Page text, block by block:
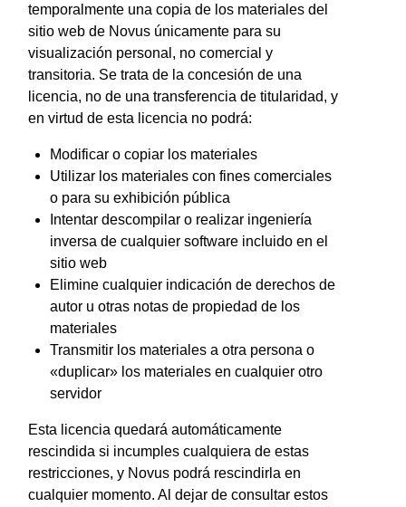
temporalmente una copia de los materiales del
sitio web de Novus únicamente para su
visualización personal, no comercial y
transitoria. Se trata de la concesión de una
licencia, no de una transferencia de titularidad, y
en virtud de esta licencia no podrá:
Modificar o copiar los materiales
Utilizar los materiales con fines comerciales
o para su exhibición pública
Intentar descompilar o realizar ingeniería
inversa de cualquier software incluido en el
sitio web
Elimine cualquier indicación de derechos de
autor u otras notas de propiedad de los
materiales
Transmitir los materiales a otra persona o
«duplicar» los materiales en cualquier otro
servidor
Esta licencia quedará automáticamente
rescindida si incumples cualquiera de estas
restricciones, y Novus podrá rescindirla en
cualquier momento. Al dejar de consultar estos